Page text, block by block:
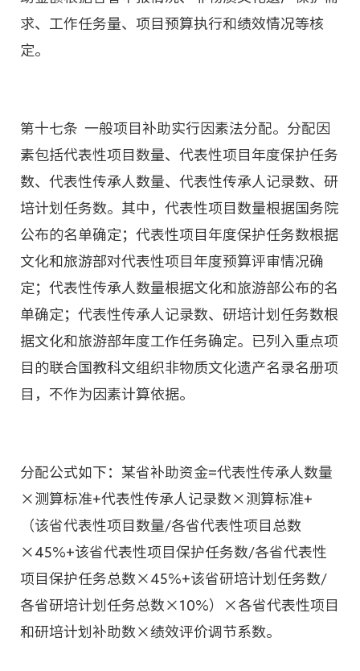
求、工作任务量、项目预算执行和绩效情况等核
定。
第十七条 一般项目补助实行因素法分配。分配因
素包括代表性项目数量、代表性项目年度保护任务
数、代表性传承人数量、代表性传承人记录数、研
培计划任务数。其中，代表性项目数量根据国务院
公布的名单确定；代表性项目年度保护任务数根据
文化和旅游部对代表性项目年度预算评审情况确
定；代表性传承人数量根据文化和旅游部公布的名
单确定；代表性传承人记录数、研培计划任务数根
据文化和旅游部年度工作任务确定。已列入重点项
目的联合国教科文组织非物质文化遗产名录名册项
目，不作为因素计算依据。
分配公式如下：某省补助资金=代表性传承人数量
×测算标准+代表性传承人记录数×测算标准+
（该省代表性项目数量/各省代表性项目总数
×45%+该省代表性项目保护任务数/各省代表性
项目保护任务总数×45%+该省研培计划任务数/
各省研培计划任务总数×10%）×各省代表性项目
和研培计划补助数×绩效评价调节系数。